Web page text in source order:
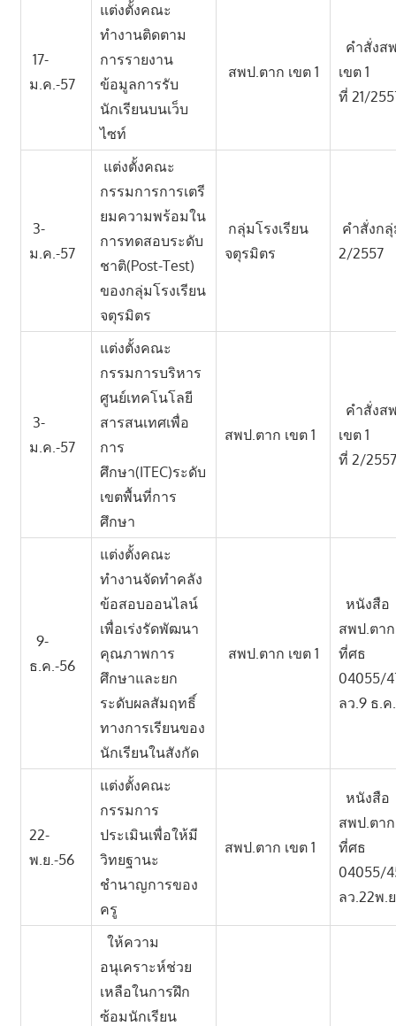
17-
ม.ค.-57
แต่งตั้งคณะ
ทำงานติดตาม
การรายงาน
ข้อมูลการรับ
นักเรียนบนเว็บ
ไซท์
สพป.ตาก เขต 1
คำสั่งส
เขต 1
ที่ 21/
3-
ม.ค.-57
แต่งตั้งคณะ
กรรมการการเตรี
ยมความพร้อมใน
การทดสอบระดับ
ชาติ(Post-Test)
ของกลุ่มโรงเรียน
จตุรมิตร
กลุ่มโรงเรียน
จตุรมิตร
คำสั่งก
2/2557
3-
ม.ค.-57
แต่งตั้งคณะ
กรรมการบริหาร
ศูนย์เทคโนโลยี
สารสนเทศเพื่อ
การ
ศึกษา(ITEC)ระดับ
เขตพื้นที่การ
ศึกษา
สพป.ตาก เขต 1
คำสั่งส
เขต 1
ที่ 2/
9-
ธ.ค.-56
แต่งตั้งคณะ
ทำงานจัดทำคลัง
ข้อสอบออนไลน์
เพื่อเร่งรัดพัฒนา
คุณภาพการ
ศึกษาและยก
ระดับผลสัมฤทธิ์
ทางการเรียนของ
นักเรียนในสังกัด
สพป.ตาก เขต 1
หนังสือ
สพป.ตา
ที่ศธ
04055/
ลว.9 ธ.ค
22-
พ.ย.-56
แต่งตั้งคณะ
กรรมการ
ประเมินเพื่อให้มี
วิทยฐานะ
ชำนาญการของ
ครู
สพป.ตาก เขต 1
หนังสือ
สพป.ตา
ที่ศธ
04055/
ลว.22พ.
ให้ความ
อนุเคราะห์ช่วย
เหลือในการฝึก
ซ้อมนักเรียน